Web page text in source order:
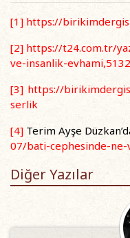
[1] https://
[2] https://t24.com.tr/
ve-insanlik-
[3] https://
serlik
[4] Terim Ayşe
07/bati-cephesinde-
Diğer Yazılar